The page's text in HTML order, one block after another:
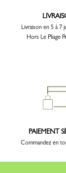
Livraison en 5 à 7
Hors Le Pliage
PAIEMENT
Commandez en